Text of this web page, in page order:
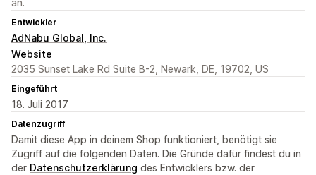
an.
Entwickler
AdNabu Global, Inc.
Website
2035 Sunset Lake Rd Suite B-2, Newark, DE, 19702, US
Eingeführt
18. Juli 2017
Datenzugriff
Damit diese App in deinem Shop funktioniert, benötigt sie
Zugriff auf die folgenden Daten. Die Gründe dafür findest du in
der Datenschutzerklärung des Entwicklers bzw. der